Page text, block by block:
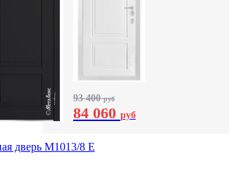
93 400руб
84 060 руб
дверь М1013/8 E